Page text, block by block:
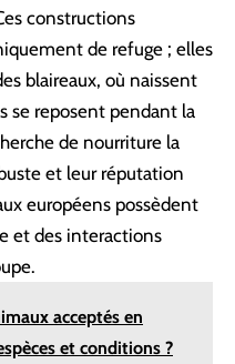
constructions
de refuge ; elles
blaireaux, où naissent
se reposent pendant la
de nourriture la
et leur réputation
européens possèdent
et des interactions
acceptés en
et conditions ?